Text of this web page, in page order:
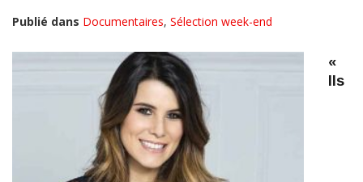
Publié dans Documentaires, Sélection week-end
«
Ils